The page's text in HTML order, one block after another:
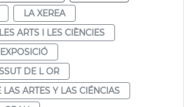
LA XEREA
ARTS I LES CIÈNCIES
DE L OR
ARTES Y LAS CIÉNCIAS